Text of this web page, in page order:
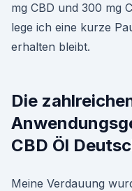
mg CBD und 300 mg
lege ich eine kurze
erhalten bleibt.
Die
CBD Öl
Meine Verdauung